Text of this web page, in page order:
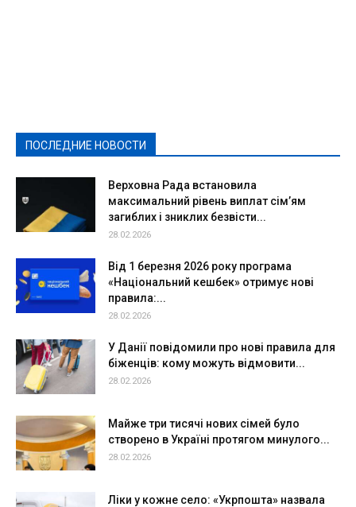
ПОСЛЕДНИЕ НОВОСТИ
Верховна Рада встановила
максимальний рівень виплат сім’ям
загиблих і зниклих безвісти...
28.02.2026
Від 1 березня 2026 року програма
«Національний кешбек» отримує нові
правила:...
28.02.2026
У Данії повідомили про нові правила для
біженців: кому можуть відмовити...
28.02.2026
Майже три тисячі нових сімей було
створено в Україні протягом минулого...
28.02.2026
Ліки у кожне село: «Укрпошта» назвала